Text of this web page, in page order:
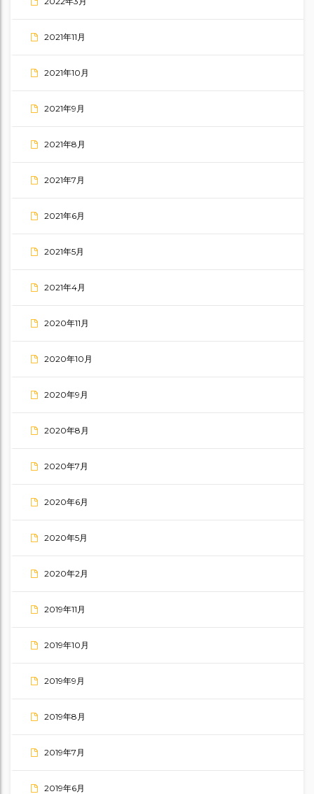
2021年11月
2021年10月
2021年9月
2021年8月
2021年7月
2021年6月
2021年5月
2021年4月
2020年11月
2020年10月
2020年9月
2020年8月
2020年7月
2020年6月
2020年5月
2020年2月
2019年11月
2019年10月
2019年9月
2019年8月
2019年7月
2019年6月